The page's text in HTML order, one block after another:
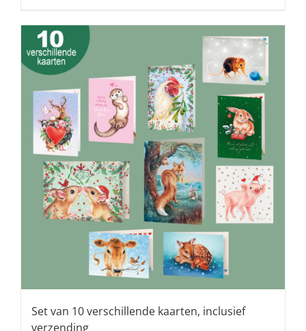
Set van 10 verschillende kaarten, inclusief
verzending